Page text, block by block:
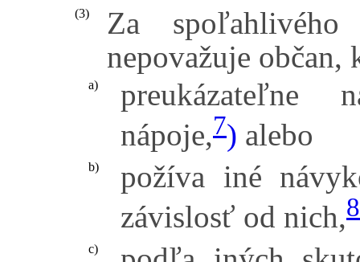
(3)
Za
nepovažuje občan,
a)
preukázateľne
nápoje,7) alebo
b)
požíva iné
závislosť od nich,8
c)